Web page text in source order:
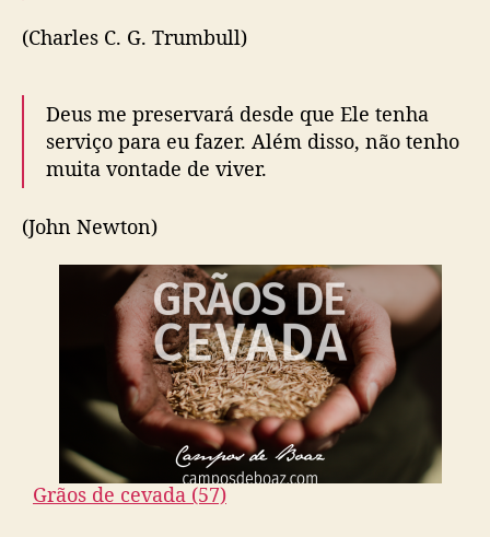
(Charles C. G. Trumbull)
Deus me preservará desde que Ele tenha
serviço para eu fazer. Além disso, não tenho
muita vontade de viver.
(John Newton)
Grãos de cevada (57)